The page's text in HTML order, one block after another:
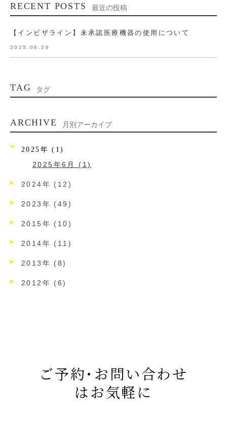
RECENT POSTS 最近の投稿
【インビザライン】未承認医療機器の使用について
2025.06.26
TAG タグ
ARCHIVE 月別アーカイブ
2025年 (1)
2025年6月 (1)
2024年 (12)
2023年 (49)
2015年 (10)
2014年 (11)
2013年 (8)
2012年 (6)
ご予約･お問い合わせ
はお気軽に